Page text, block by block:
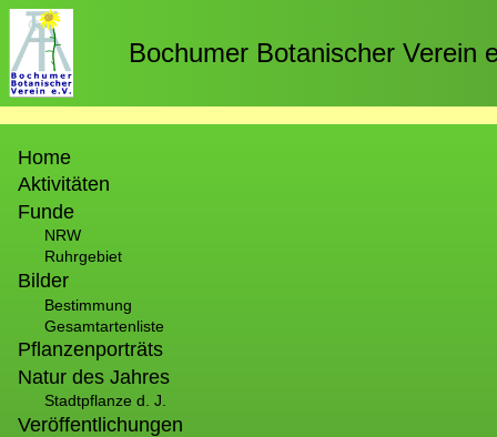
Direkt
zum
Inhalt
Bochumer Botanischer Verein
Home
Aktivitäten
Funde
NRW
Ruhrgebiet
Bilder
Bestimmung
Gesamtartenliste
Pflanzenporträts
Natur des Jahres
Stadtpflanze d. J.
Veröffentlichungen